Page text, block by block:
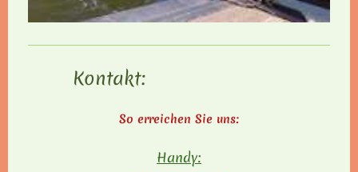
Kontakt:
So erreichen Sie uns:
Handy: